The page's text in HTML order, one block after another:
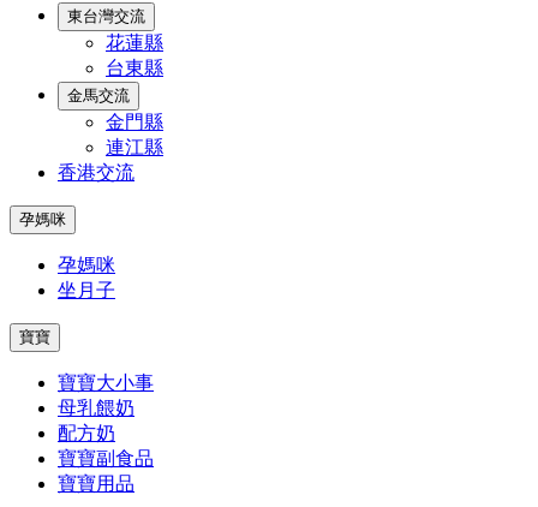
東台灣交流
花蓮縣
台東縣
金馬交流
金門縣
連江縣
香港交流
孕媽咪
孕媽咪
坐月子
寶寶
寶寶大小事
母乳餵奶
配方奶
寶寶副食品
寶寶用品